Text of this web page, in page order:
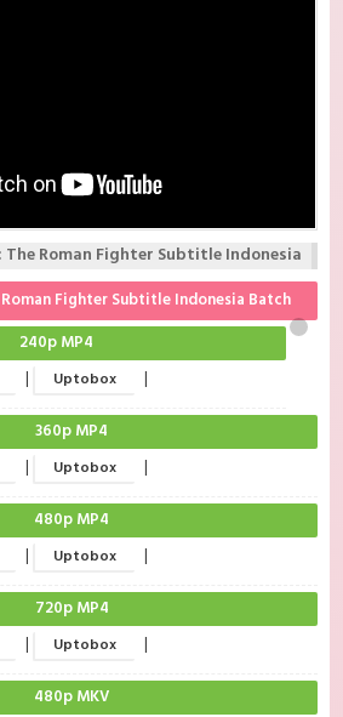
Roman Fighter Subtitle Indonesia
Fighter Subtitle Indonesia Batch
240p MP4
| Uptobox |
360p MP4
| Uptobox |
480p MP4
| Uptobox |
720p MP4
| Uptobox |
480p MKV